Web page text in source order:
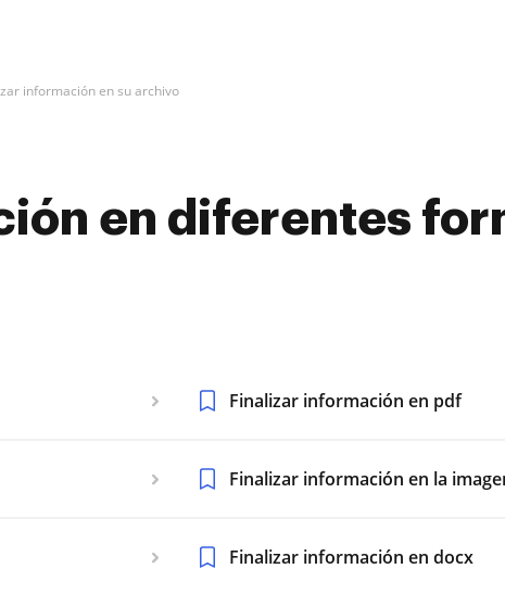
información en su archivo
en diferentes
Finalizar información en pdf
Finalizar información en la
Finalizar información en docx